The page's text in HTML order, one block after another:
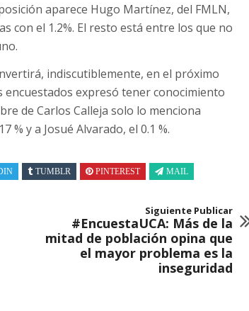
aparece Hugo Martínez, del FMLN,
con el 1.2%. El resto está entre los que no
indiscutiblemente, en el próximo
encuestados expresó tener conocimiento
de Carlos Calleja solo lo menciona
% y a Josué Alvarado, el 0.1 %.
TUMBLR PINTEREST MAIL
Siguiente Publicar
#EncuestaUCA: Más de la
mitad de población opina que
el mayor problema es la
inseguridad